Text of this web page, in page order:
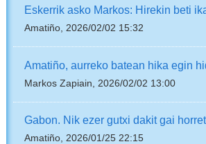
Eskerrik asko Markos: Hirekin beti
Amatiño, 2026/02/02 15:32
Amatiño, aurreko batean hika egin
Markos Zapiain, 2026/02/02 13:00
Gabon. Nik ezer gutxi dakit gai
Amatiño, 2026/01/25 22:15